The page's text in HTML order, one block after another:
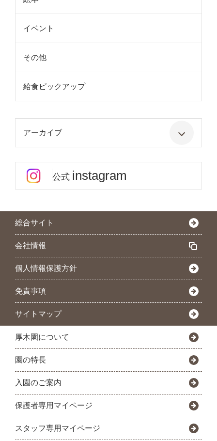
イベント
その他
給食ピックアップ
アーカイブ
公式 instagram
総合サイト
会社情報
個人情報保護方針
免責事項
サイトマップ
厚木園について
園の特長
入園のご案内
保護者専用マイページ
スタッフ専用マイページ